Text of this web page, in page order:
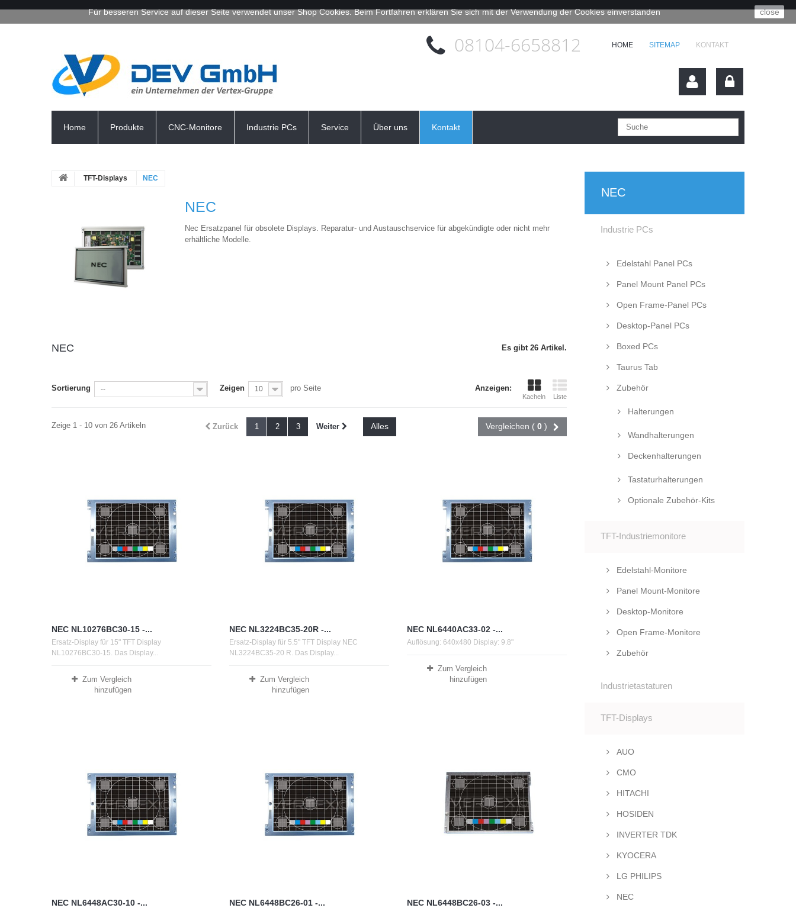
HOME SITEMAP KONTAKT
08104-6658812
Home Produkte CNC-Monitore Industrie PCs Service Über uns Kontakt
TFT-Displays NEC
NEC
Nec Ersatzpanel für obsolete Displays. Reparatur- und Austauschservice für abgekündigte oder nicht mehr
erhältliche Modelle.
NEC Es gibt 26 Artikel.
Anzeigen:
Kacheln Liste
Sortierung -- Zeigen 10 pro Seite
Vergleichen ( 0 )
Alles
Zurück 1 2 3 Weiter
Zeige 1 - 10 von 26 Artikeln
NEC NL10276BC30-15 -...
Ersatz-Display für 15" TFT Display
NL10276BC30-15. Das Display...
Zum Vergleich
hinzufügen
NEC NL3224BC35-20R -...
Ersatz-Display für 5.5" TFT Display NEC
NL3224BC35-20 R. Das Display...
Zum Vergleich
hinzufügen
NEC NL6440AC33-02 -...
Auflösung: 640x480 Display: 9.8"
Zum Vergleich
hinzufügen
NEC NL6448AC30-10 -... NEC NL6448BC26-01 -... NEC NL6448BC26-03 -...
NEC
Industrie PCs
Edelstahl Panel PCs
Panel Mount Panel PCs
Open Frame-Panel PCs
Desktop-Panel PCs
Boxed PCs
Taurus Tab
Zubehör
Halterungen
Wandhalterungen
Deckenhalterungen
Tastaturhalterungen
Optionale Zubehör-Kits
TFT-Industriemonitore
Edelstahl-Monitore
Panel Mount-Monitore
Desktop-Monitore
Open Frame-Monitore
Zubehör
Industrietastaturen
TFT-Displays
AUO
CMO
HITACHI
HOSIDEN
INVERTER TDK
KYOCERA
LG PHILIPS
NEC
Für besseren Service auf dieser Seite verwendet unser Shop Cookies. Beim Fortfahren erklären Sie sich mit der Verwendung der Cookies einverstanden close